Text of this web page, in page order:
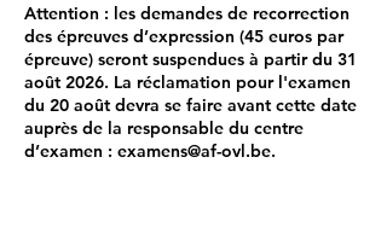
Attention : les demandes de recorrection
des épreuves d’expression (45 euros par
épreuve) seront suspendues à partir du 31
août 2026. La réclamation pour l'examen
du 20 août devra se faire avant cette date
auprès de la responsable du centre
d’examen : examens@af-ovl.be.